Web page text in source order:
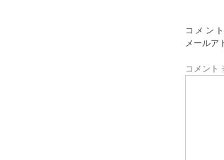
コメン
メールア
コメント